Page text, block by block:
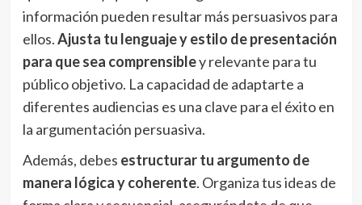
información pueden resultar más persuasivos para
ellos.Ajusta tu lenguaje y estilo de presentación
para que sea comprensibley relevante para tu
público objetivo. La capacidad de adaptarte a
diferentes audiencias es una clave para el éxito en
la argumentación persuasiva.
Además, debes estructurar tu argumento de
manera lógica y coherente. Organiza tus ideas de